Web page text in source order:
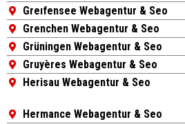
Greıfensee Webagentur & Seo
Grenchen Webagentur & Seo
Grüningen Webagentur & Seo
Gruyères Webagentur & Seo
Herisau Webagentur & Seo
Hermance Webagentur & Seo